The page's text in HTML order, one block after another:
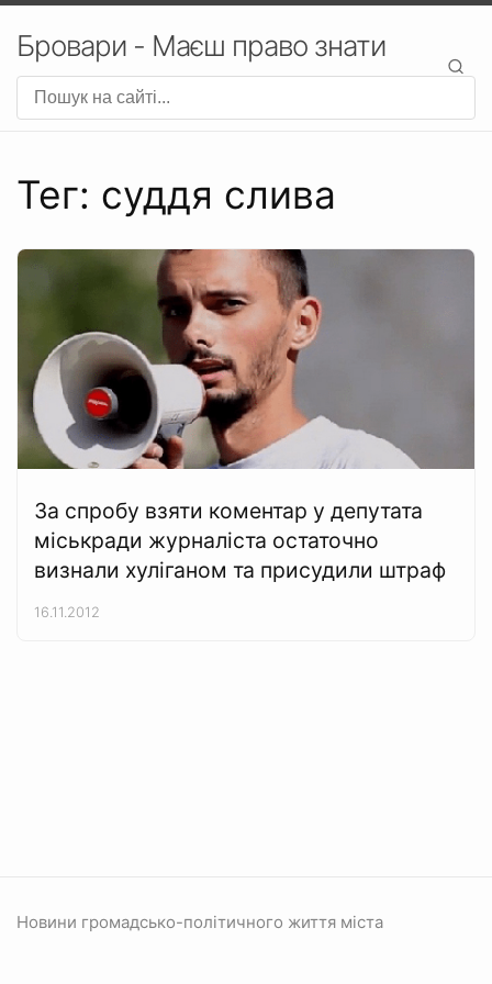
Бровари - Маєш право знати
Тег: суддя слива
За спробу взяти коментар у депутата
міськради журналіста остаточно
визнали хуліганом та присудили штраф
16.11.2012
Новини громадсько-політичного життя міста